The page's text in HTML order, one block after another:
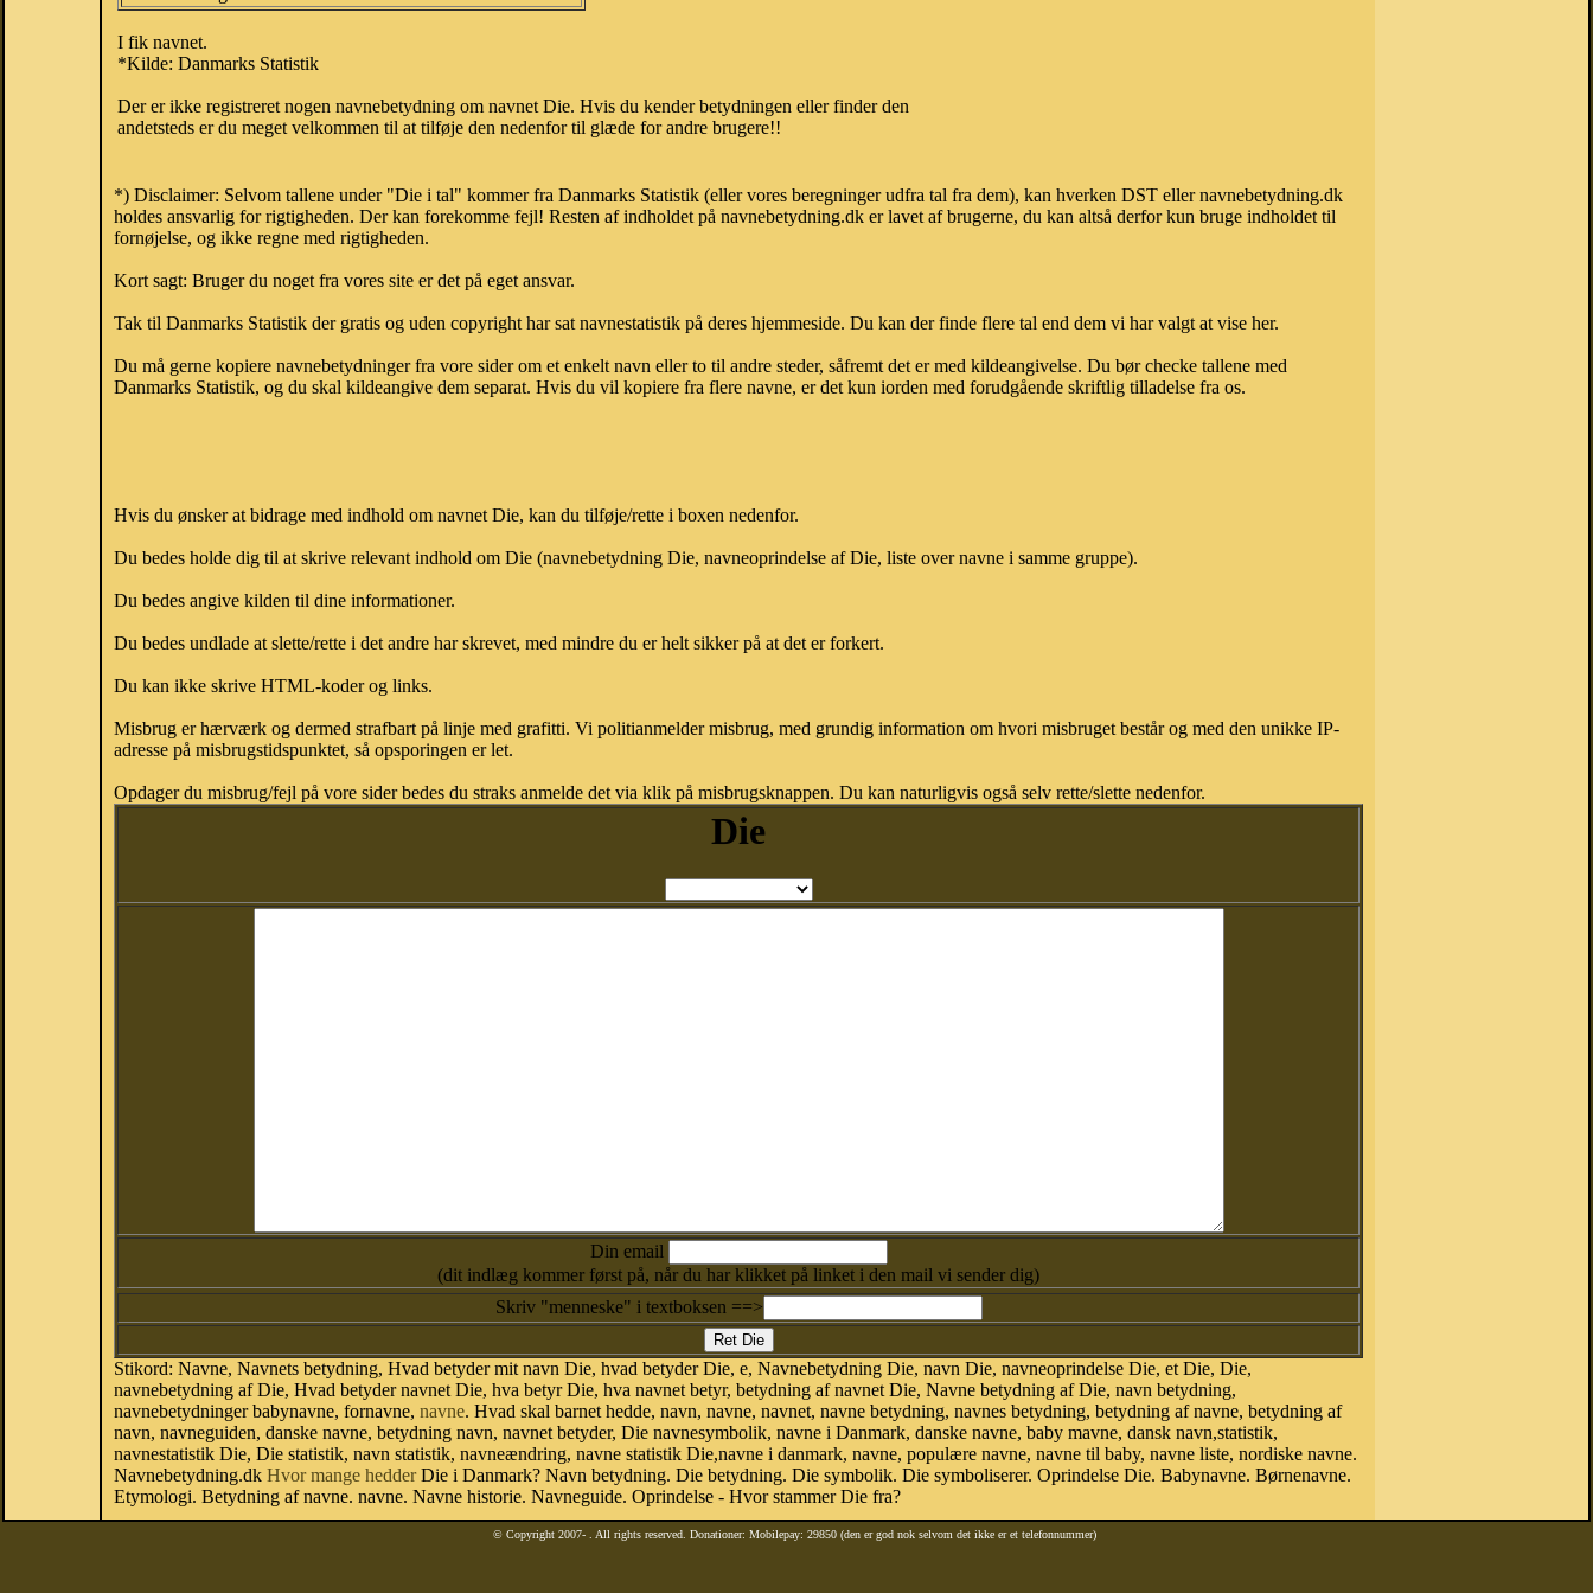
I fik navnet.
*Kilde: Danmarks Statistik
Der er ikke registreret nogen navnebetydning om navnet Die. Hvis du kender betydningen eller finder den
andetsteds er du meget velkommen til at tilføje den nedenfor til glæde for andre brugere!!
*) Disclaimer: Selvom tallene under "Die i tal" kommer fra Danmarks Statistik (eller vores beregninger udfra tal fra dem), kan hverken DST eller navnebetydning.dk
holdes ansvarlig for rigtigheden. Der kan forekomme fejl! Resten af indholdet på navnebetydning.dk er lavet af brugerne, du kan altså derfor kun bruge indholdet til
fornøjelse, og ikke regne med rigtigheden.
Kort sagt: Bruger du noget fra vores site er det på eget ansvar.
Tak til Danmarks Statistik der gratis og uden copyright har sat navnestatistik på deres hjemmeside. Du kan der finde flere tal end dem vi har valgt at vise her.
Du må gerne kopiere navnebetydninger fra vore sider om et enkelt navn eller to til andre steder, såfremt det er med kildeangivelse. Du bør checke tallene med
Danmarks Statistik, og du skal kildeangive dem separat. Hvis du vil kopiere fra flere navne, er det kun iorden med forudgående skriftlig tilladelse fra os.
Hvis du ønsker at bidrage med indhold om navnet Die, kan du tilføje/rette i boxen nedenfor.
Du bedes holde dig til at skrive relevant indhold om Die (navnebetydning Die, navneoprindelse af Die, liste over navne i samme gruppe).
Du bedes angive kilden til dine informationer.
Du bedes undlade at slette/rette i det andre har skrevet, med mindre du er helt sikker på at det er forkert.
Du kan ikke skrive HTML-koder og links.
Misbrug er hærværk og dermed strafbart på linje med grafitti. Vi politianmelder misbrug, med grundig information om hvori misbruget består og med den unikke IP-
adresse på misbrugstidspunktet, så opsporingen er let.
Opdager du misbrug/fejl på vore sider bedes du straks anmelde det via klik på misbrugsknappen. Du kan naturligvis også selv rette/slette nedenfor.
Die
Din email
(dit indlæg kommer først på, når du har klikket på linket i den mail vi sender dig)
Skriv "menneske" i textboksen ==>
Stikord: Navne, Navnets betydning, Hvad betyder mit navn Die, hvad betyder Die, e, Navnebetydning Die, navn Die, navneoprindelse Die, et Die, Die,
navnebetydning af Die, Hvad betyder navnet Die, hva betyr Die, hva navnet betyr, betydning af navnet Die, Navne betydning af Die, navn betydning,
navnebetydninger babynavne, fornavne, navne. Hvad skal barnet hedde, navn, navne, navnet, navne betydning, navnes betydning, betydning af navne, betydning af
navn, navneguiden, danske navne, betydning navn, navnet betyder, Die navnesymbolik, navne i Danmark, danske navne, baby mavne, dansk navn,statistik,
navnestatistik Die, Die statistik, navn statistik, navneændring, navne statistik Die,navne i danmark, navne, populære navne, navne til baby, navne liste, nordiske navne.
Navnebetydning.dk Hvor mange hedderDie i Danmark? Navn betydning. Die betydning. Die symbolik. Die symboliserer. Oprindelse Die. Babynavne. Børnenavne.
Etymologi. Betydning af navne. navne. Navne historie. Navneguide. Oprindelse - Hvor stammer Die fra?
© Copyright 2007- . All rights reserved. Donationer: Mobilepay: 29850 (den er god nok selvom det ikke er et telefonnummer)